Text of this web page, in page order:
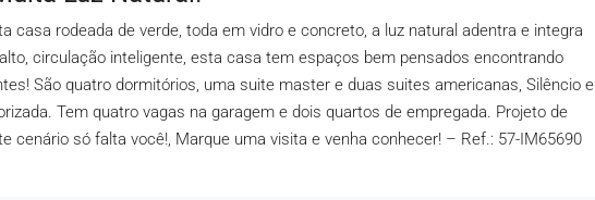
casa rodeada de verde, toda em vidro e concreto, a luz natural adentra e integra
circulação inteligente, esta casa tem espaços bem pensados encontrando
São quatro dormitórios, uma suite master e duas suites americanas, Silêncio e
Tem quatro vagas na garagem e dois quartos de empregada. Projeto de
cenário só falta você!, Marque uma visita e venha conhecer! – Ref.: 57-IM65690